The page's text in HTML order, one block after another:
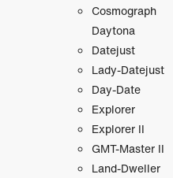
Cosmograph
Daytona
Datejust
Lady-Datejust
Day-Date
Explorer
Explorer II
GMT-Master II
Land-Dweller